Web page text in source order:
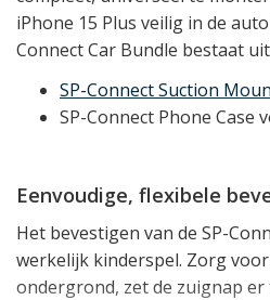
iPhone 15 Plus veilig in de
Connect Car Bundle bestaat
SP-Connect Suction
SP-Connect Phone Case
Eenvoudige, flexibele
Het bevestigen van de SP-
werkelijk kinderspel. Zorg
ondergrond, zet de zuignap